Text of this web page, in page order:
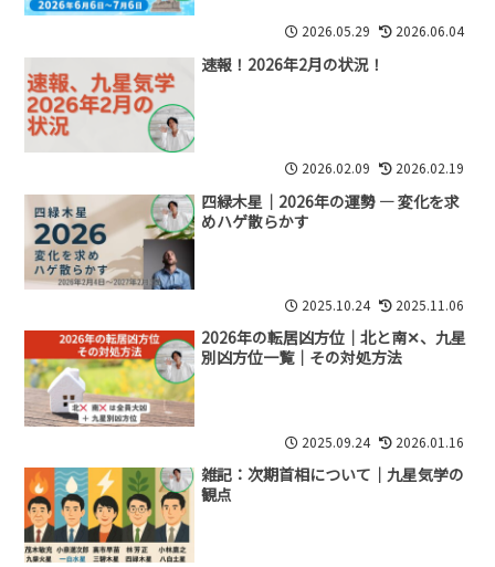
2026.05.29 2026.06.04
速報！2026年2月の状況！
2026.02.09 2026.02.19
四緑木星｜2026年の運勢 ― 変化を求
めハゲ散らかす
2025.10.24 2025.11.06
2026年の転居凶方位｜北と南✕、九星
別凶方位一覧｜その対処方法
2025.09.24 2026.01.16
雑記：次期首相について｜九星気学の
観点